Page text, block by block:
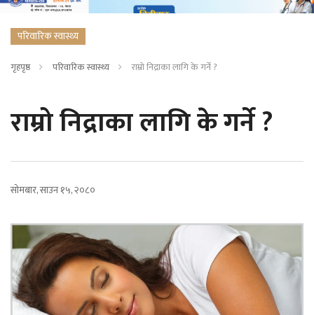
परिवारिक स्वास्थ्य
गृहपृष्ठ परिवारिक स्वास्थ्य राम्रो निद्राका लागि के गर्ने ?
राम्रो निद्राका लागि के गर्ने ?
सोमबार, साउन १५, २०८०